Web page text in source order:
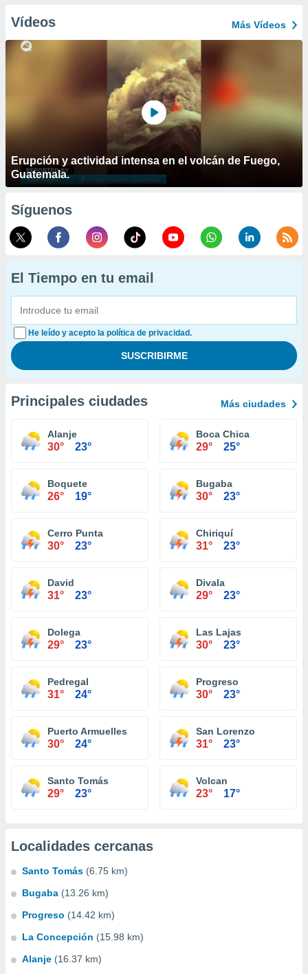
Vídeos Más Vídeos
Erupción y actividad intensa en el volcán de Fuego,
Guatemala.
Síguenos
El Tiempo en tu email
He leído y acepto la política de privacidad.
Principales ciudades Más ciudades
Alanje
30° 23°
Boca Chica
29° 25°
Boquete
26° 19°
Bugaba
30° 23°
Cerro Punta
30° 23°
Chiriquí
31° 23°
David
31° 23°
Divala
29° 23°
Dolega
29° 23°
Las Lajas
30° 23°
Pedregal
31° 24°
Progreso
30° 23°
Puerto Armuelles
30° 24°
San Lorenzo
31° 23°
Santo Tomás
29° 23°
Volcan
23° 17°
Localidades cercanas
Santo Tomás (6.75 km)
Bugaba (13.26 km)
Progreso (14.42 km)
La Concepción (15.98 km)
Alanje (16.37 km)